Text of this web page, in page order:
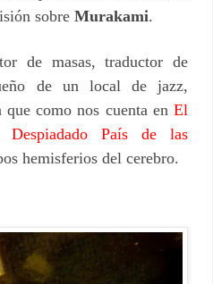
sobre Murakami.
de masas, traductor de
de un local de jazz,
como nos cuenta en El
País de las
hemisferios del cerebro.